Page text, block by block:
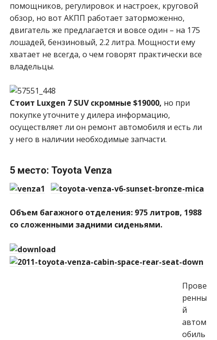
помощников, регулировок и настроек, круговой
обзор, но вот АКПП работает заторможенно,
двигатель же предлагается и вовсе один – на 175
лошадей, бензиновый, 2.2 литра. Мощности ему
хватает не всегда, о чем говорят практически все
владельцы.
Стоит Luxgen 7 SUV скромные $19000, но при
покупке уточните у дилера информацию,
осуществляет ли он ремонт автомобиля и есть ли
у него в наличии необходимые запчасти.
5 место: Toyota Venza
Объем багажного отделения: 975 литров, 1988
со сложенными задними сиденьями.
Прове
ренны
й
автом
обиль